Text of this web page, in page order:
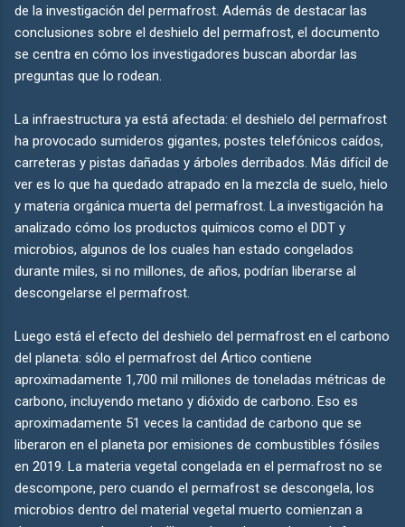
de la investigación del permafrost. Además de destacar las
conclusiones sobre el deshielo del permafrost, el documento
se centra en cómo los investigadores buscan abordar las
preguntas que lo rodean.
La infraestructura ya está afectada: el deshielo del permafrost
ha provocado sumideros gigantes, postes telefónicos caídos,
carreteras y pistas dañadas y árboles derribados. Más difícil de
ver es lo que ha quedado atrapado en la mezcla de suelo, hielo
y materia orgánica muerta del permafrost. La investigación ha
analizado cómo los productos químicos como el DDT y
microbios, algunos de los cuales han estado congelados
durante miles, si no millones, de años, podrían liberarse al
descongelarse el permafrost.
Luego está el efecto del deshielo del permafrost en el carbono
del planeta: sólo el permafrost del Ártico contiene
aproximadamente 1,700 mil millones de toneladas métricas de
carbono, incluyendo metano y dióxido de carbono. Eso es
aproximadamente 51 veces la cantidad de carbono que se
liberaron en el planeta por emisiones de combustibles fósiles
en 2019. La materia vegetal congelada en el permafrost no se
descompone, pero cuando el permafrost se descongela, los
microbios dentro del material vegetal muerto comienzan a